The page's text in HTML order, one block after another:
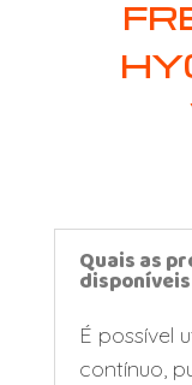
Quais as
É possível
contínuo,